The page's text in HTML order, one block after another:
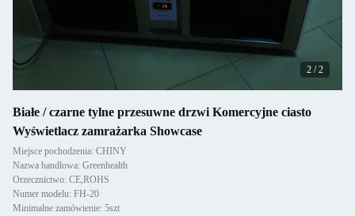
2 /2
Białe / czarne tylne przesuwne drzwi Komercyjne ciasto
Wyświetlacz zamrażarka Showcase
Miejsce pochodzenia: CHINY
Nazwa handlowa: Greenhealth
Orzecznictwo: CE,ROHS
Numer modelu: FH-20
Minimalne zamówienie: 5szt